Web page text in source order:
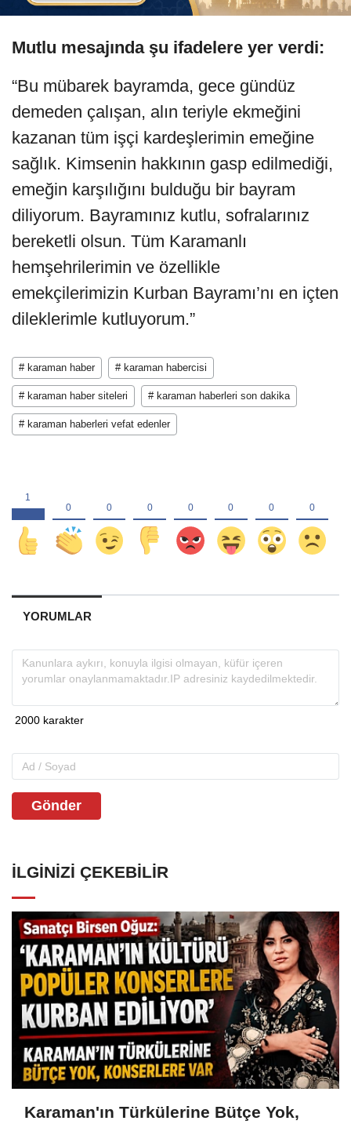
Mutlu mesajında şu ifadelere yer verdi:
“Bu mübarek bayramda, gece gündüz
demeden çalışan, alın teriyle ekmeğini
kazanan tüm işçi kardeşlerimin emeğine
sağlık. Kimsenin hakkının gasp edilmediği,
emeğin karşılığını bulduğu bir bayram
diliyorum. Bayramınız kutlu, sofralarınız
bereketli olsun. Tüm Karamanlı
hemşehrilerimin ve özellikle
emekçilerimizin Kurban Bayramı’nı en içten
dileklerimle kutluyorum.”
# karaman haber # karaman habercisi
# karaman haber siteleri # karaman haberleri son dakika
# karaman haberleri vefat edenler
YORUMLAR
Gönder
İLGINIZI ÇEKEBILIR
Karaman'ın Türkülerine Bütçe Yok,